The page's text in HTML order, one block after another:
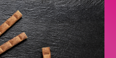
Cat Stick
®
Classic
následující produkty:
Cat Stick
®
s lososem